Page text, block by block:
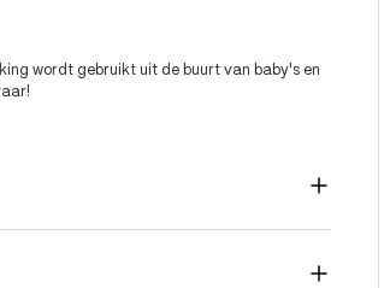
wordt gebruikt uit de buurt van baby's en